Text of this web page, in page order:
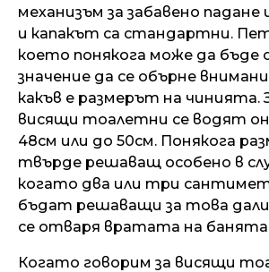
механизъм за забавено падане
и капакът са стандартни.
което понякога може да бъде
значение да се обърне
какъв е размерът на чинията.
висящи тоалетни се водят
48см или до 50см. Понякога
твърде решаващ особено в
когато два или три
бъдат решаващи за това
се отваря вратата на банята
Когато говорим за висящи